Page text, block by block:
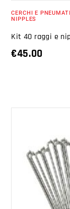
CERCHI E
NIPPLES
Kit 40 raggi e
€45.00